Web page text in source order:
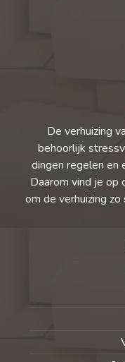
De verhuizing
behoorlijk
dingen regelen en
Daarom vind je op
om de verhuizing